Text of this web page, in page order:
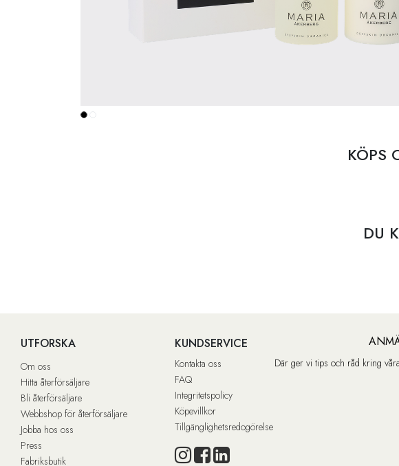
KÖPS
DU
UTFORSKA
Om oss
Hitta återförsäljare
Bli återförsäljare
Webbshop för återförsäljare
Jobba hos oss
Press
Fabriksbutik
KUNDSERVICE
Kontakta oss
FAQ
Integritetspolicy
Köpevillkor
Tillgänglighetsredogörelse
Där ger vi tips och råd kring